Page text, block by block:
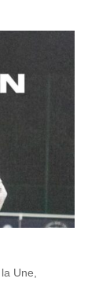
la Une